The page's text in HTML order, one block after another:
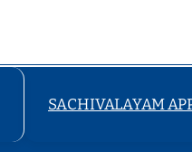
SACHIVALAYAM